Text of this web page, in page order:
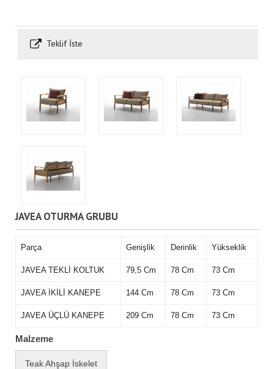
Teklif İste
JAVEA OTURMA GRUBU
Parça Genişlik Derinlik Yükseklik
JAVEA TEKLİ KOLTUK 79,5 Cm 78 Cm 73 Cm
JAVEA İKİLİ KANEPE 144 Cm 78 Cm 73 Cm
JAVEA ÜÇLÜ KANEPE 209 Cm 78 Cm 73 Cm
Malzeme
Teak Ahşap İskelet